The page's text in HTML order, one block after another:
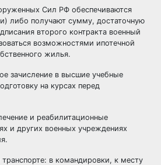
Сил РФ обеспечиваются
либо получают сумму, достаточную
второго контракта военный
возможностями ипотечной
жилья.
зачисление в высшие учебные
на курсах перед
и реабилитационные
и других военных учреждениях
в командировки, к месту